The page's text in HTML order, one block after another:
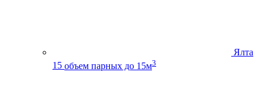
Ялта
15 объем парных до 15м3